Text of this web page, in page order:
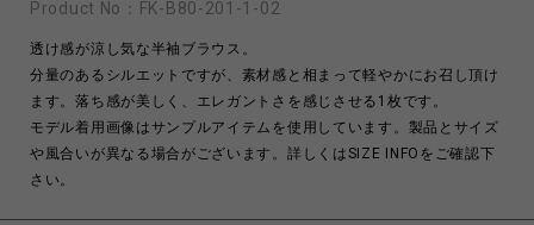
Product No： FK-B80-201-1-02
透け感が涼し気な半袖ブラウス。
分量のあるシルエットですが、素材感と相まって軽やかにお召し頂け
ます。落ち感が美しく、エレガントさを感じさせる1枚です。
モデル着用画像はサンプルアイテムを使用しています。製品とサイズ
や風合いが異なる場合がございます。詳しくはSIZE INFOをご確認下
さい。